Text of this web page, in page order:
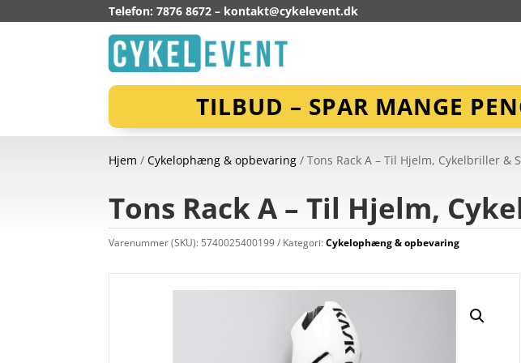
Telefon: 7876 8672 – kontakt@cykelevent.dk
TILBUD – SPAR MANGE
Hjem /Cykelophæng & opbevaring / Tons Rack A – Til Hjelm, Cykelbriller &
Tons Rack A – Til Hjelm,
Varenummer (SKU): 5740025400199 Kategori:Cykelophæng & opbevaring